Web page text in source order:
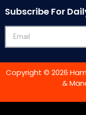
Subscribe For
Copyright © 2026
&